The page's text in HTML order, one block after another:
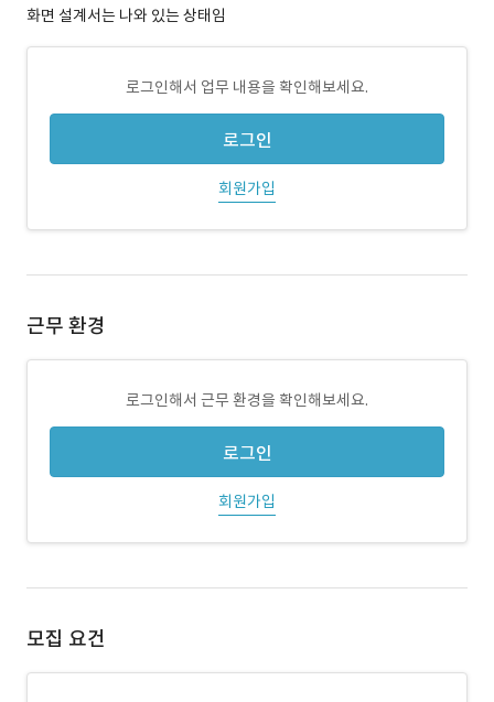
화면 설계서는 나와 있는 상태임
로그인해서 업무 내용을 확인해보세요.
로그인
회원가입
근무 환경
로그인해서 근무 환경을 확인해보세요.
로그인
회원가입
모집 요건